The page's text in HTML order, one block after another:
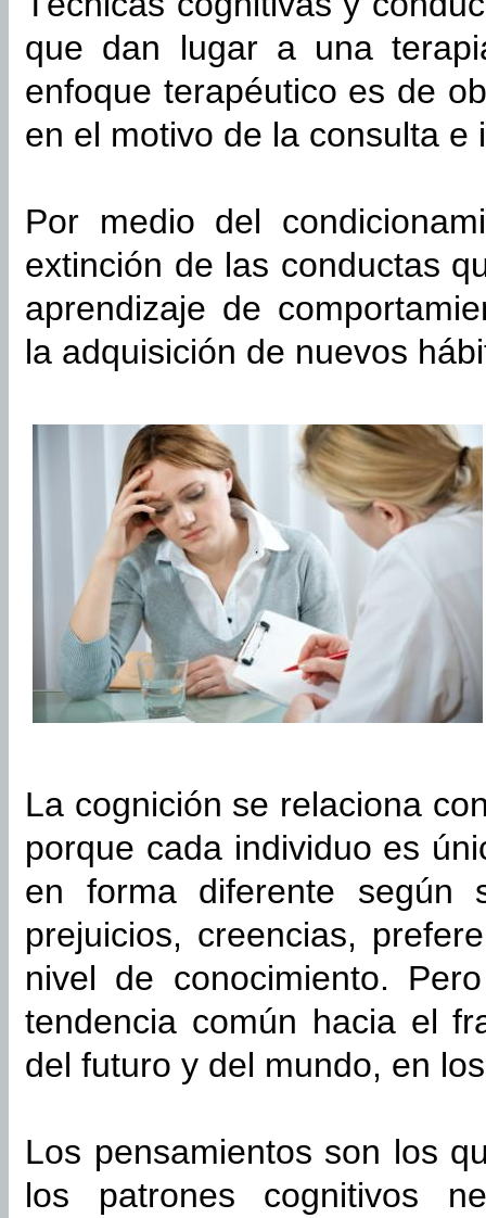
que dan lugar a una
enfoque terapéutico es de
en el motivo de la consulta
Por medio del
extinción de las conductas
aprendizaje de
la adquisición de nuevos
La cognición se relaciona
porque cada individuo es
en forma diferente según
prejuicios, creencias,
nivel de conocimiento.
tendencia común hacia el
del futuro y del mundo, en
Los pensamientos son los
los patrones cognitivos